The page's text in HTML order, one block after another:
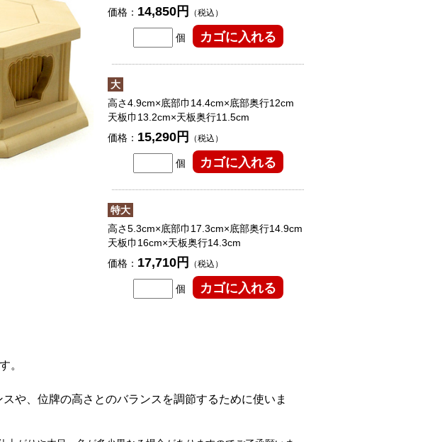
価格： 14,850円 （税込）
個
大
高さ4.9cm×底部巾14.4cm×底部奥行12cm
天板巾13.2cm×天板奥行11.5cm
価格： 15,290円 （税込）
個
特大
高さ5.3cm×底部巾17.3cm×底部奥行14.9cm
天板巾16cm×天板奥行14.3cm
価格： 17,710円 （税込）
個
。
や、位牌の高さとのバランスを調節するために使いま